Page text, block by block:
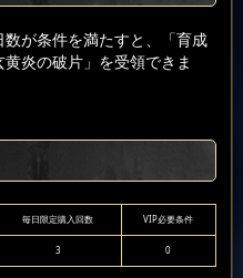
が条件を満たすと、「育成
炎の破片」を受領できま
毎日限定購入回数 VIP必要条件
3 0